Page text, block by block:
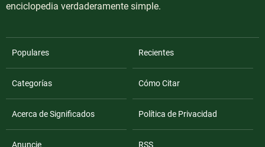
enciclopedia verdaderamente simple.
Populares Recientes
Categorías Cómo Citar
Acerca de Significados Política de Privacidad
Anuncie RSS